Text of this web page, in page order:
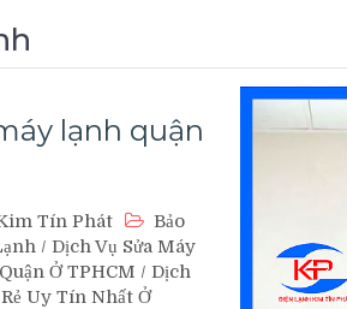
lạnh quận
Tín Phát
Bảo
/ Dịch Vụ Sửa Máy
Ở TPHCM / Dịch
Uy Tín Nhất Ở